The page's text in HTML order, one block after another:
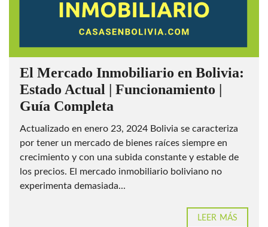
El Mercado Inmobiliario en Bolivia:
Estado Actual | Funcionamiento |
Guía Completa
Actualizado en enero 23, 2024 Bolivia se caracteriza
por tener un mercado de bienes raíces siempre en
crecimiento y con una subida constante y estable de
los precios. El mercado inmobiliario boliviano no
experimenta demasiada...
LEER MÁS